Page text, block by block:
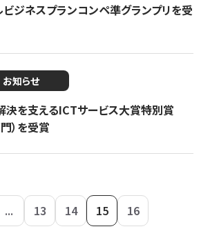
ジネスプランコンペ準グランプリを受
お知らせ
決を支えるICTサービス大賞特別賞
）を受賞
... 13 14 15 16